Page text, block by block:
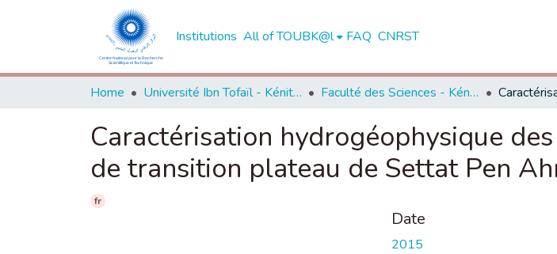
Institutions All of TOUBK@l FAQ CNRST
Home Université Ibn Tofaïl - Kénitra Faculté des Sciences - Kénitra
Caractérisation hydrogéophysique
de transition plateau de Settat Pen
fr
Date
2015